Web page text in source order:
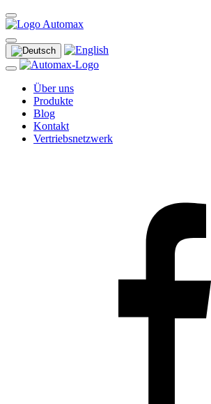
Über uns
Produkte
Blog
Kontakt
Vertriebsnetzwerk